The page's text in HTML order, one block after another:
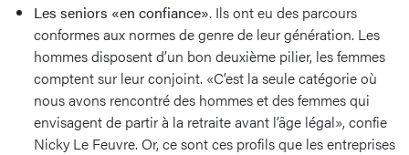
Les seniors «en confiance». Ils ont eu des parcours
conformes aux normes de genre de leur génération. Les
hommes disposent d’un bon deuxième pilier, les femmes
comptent sur leur conjoint. «C’est la seule catégorie où
nous avons rencontré des hommes et des femmes qui
envisagent de partir à la retraite avant l’âge légal», confie
Nicky Le Feuvre. Or, ce sont ces profils que les entreprises